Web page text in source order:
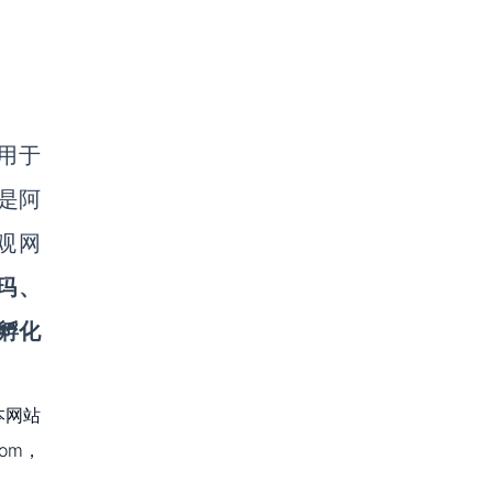
于
阿
网
、
化
网站
，